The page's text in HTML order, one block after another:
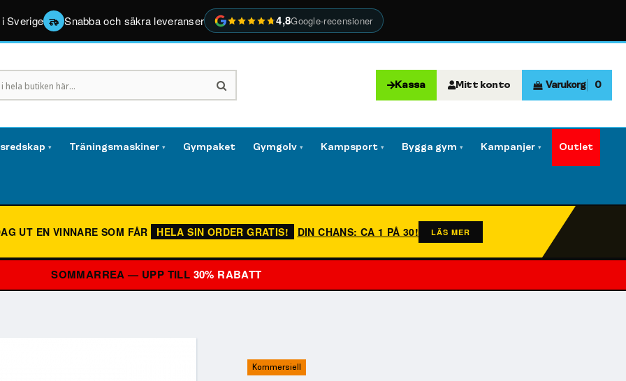
Sverige Snabba och säkra leveranser 4,8Google-recensioner
Kassa Mitt konto Varukorg 0
▾ Träningsmaskiner ▾ Gympaket Gymgolv ▾ Kampsport ▾ Bygga gym ▾ Kampanjer ▾ Outlet
UT EN VINNARE SOM FÅR HELA SIN ORDER GRATIS! DIN CHANS: CA 1 PÅ 30! LÄS MER
SOMMARREA — UPP TILL 30% RABATT
Kommersiell